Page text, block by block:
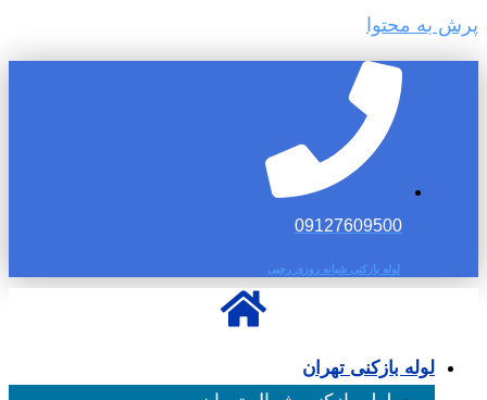
پرش به محتوا
09127609500
لوله بازکنی شبانه روزی رجبی
لوله بازکنی تهران